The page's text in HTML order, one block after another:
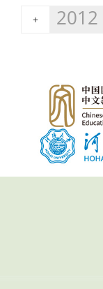
+ 2012